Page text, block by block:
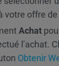
votre offre
Achat
l’achat.
Obtenir